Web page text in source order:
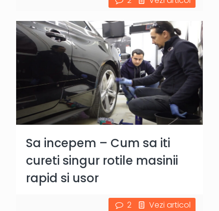
Sa incepem – Cum sa iti
cureti singur rotile masinii
rapid si usor
2 Vezi articol